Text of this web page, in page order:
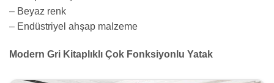
– Beyaz renk
– Endüstriyel ahşap malzeme
Modern Gri Kitaplıklı Çok Fonksiyonlu Yatak